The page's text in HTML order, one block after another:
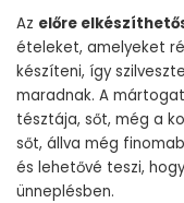
Az előre
ételeket, amelyeket
készíteni, így
maradnak. A
tésztája, sőt, még a
sőt, állva még
és lehetővé teszi,
ünneplésben.